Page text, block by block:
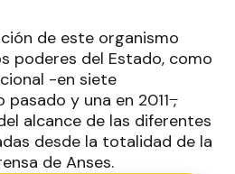
de este organismo
poderes del Estado, como
-en siete
y una en 2011 ̶,
alcance de las diferentes
desde la totalidad de la
de Anses.